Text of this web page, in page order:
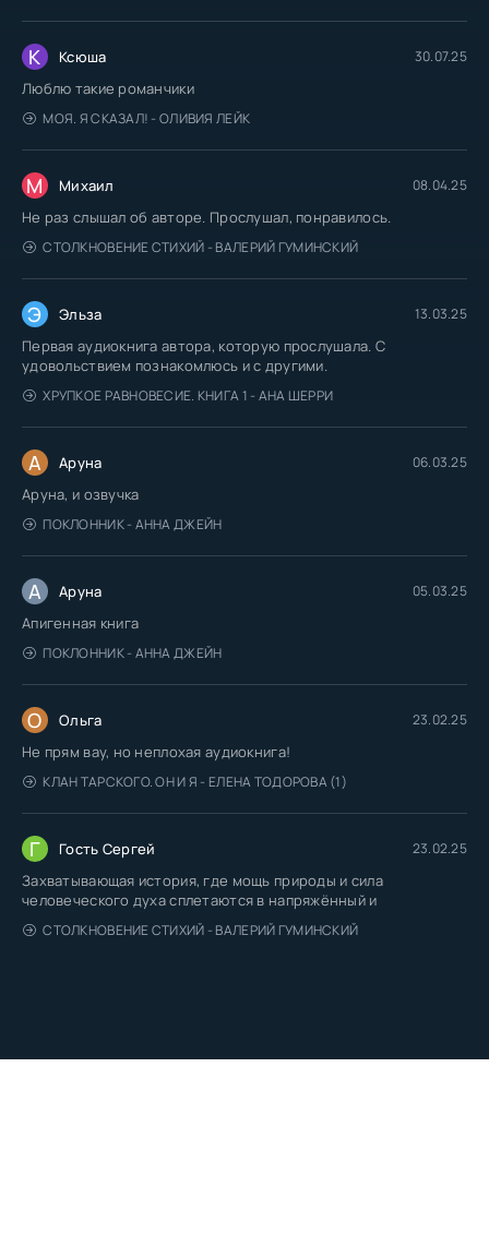
К Ксюша 30.07.25
Люблю такие романчики
МОЯ. Я СКАЗАЛ! - ОЛИВИЯ ЛЕЙК
М Михаил 08.04.25
Не раз слышал об авторе. Прослушал, понравилось.
СТОЛКНОВЕНИЕ СТИХИЙ - ВАЛЕРИЙ ГУМИНСКИЙ
Э Эльза 13.03.25
Первая аудиокнига автора, которую прослушала. С
удовольствием познакомлюсь и с другими.
ХРУПКОЕ РАВНОВЕСИЕ. КНИГА 1 - АНА ШЕРРИ
А Аруна 06.03.25
Аруна, и озвучка
ПОКЛОННИК - АННА ДЖЕЙН
А Аруна 05.03.25
Апигенная книга
ПОКЛОННИК - АННА ДЖЕЙН
О Ольга 23.02.25
Не прям вау, но неплохая аудиокнига!
КЛАН ТАРСКОГО. ОН И Я - ЕЛЕНА ТОДОРОВА (1)
Г Гость Сергей 23.02.25
Захватывающая история, где мощь природы и сила
человеческого духа сплетаются в напряжённый и
СТОЛКНОВЕНИЕ СТИХИЙ - ВАЛЕРИЙ ГУМИНСКИЙ